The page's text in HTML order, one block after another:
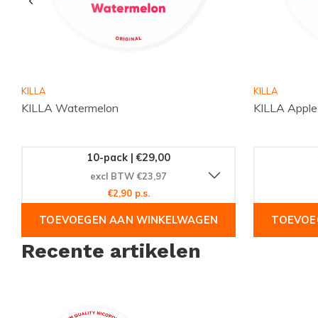
Snussie.com voor hun nicotineproducten. Bestel vandaag
KILLA
KILLA Watermelon
10-pack | €29,00
excl BTW €23,97
€2,90 p.s.
TOEVOEGEN AAN WINKELWAGEN
KILLA
KILLA Apple
Recente artikelen